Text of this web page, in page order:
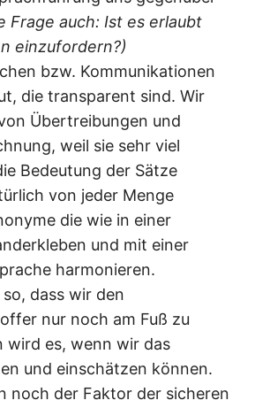
Frage auch: Ist es erlaubt
einzufordern?)
bzw. Kommunikationen
die transparent sind. Wir
Übertreibungen und
weil sie sehr viel
Bedeutung der Sätze
von jeder Menge
die wie in einer
und mit einer
harmonieren.
dass wir den
nur noch am Fuß zu
wird es, wenn wir das
und einschätzen können.
noch der Faktor der sicheren